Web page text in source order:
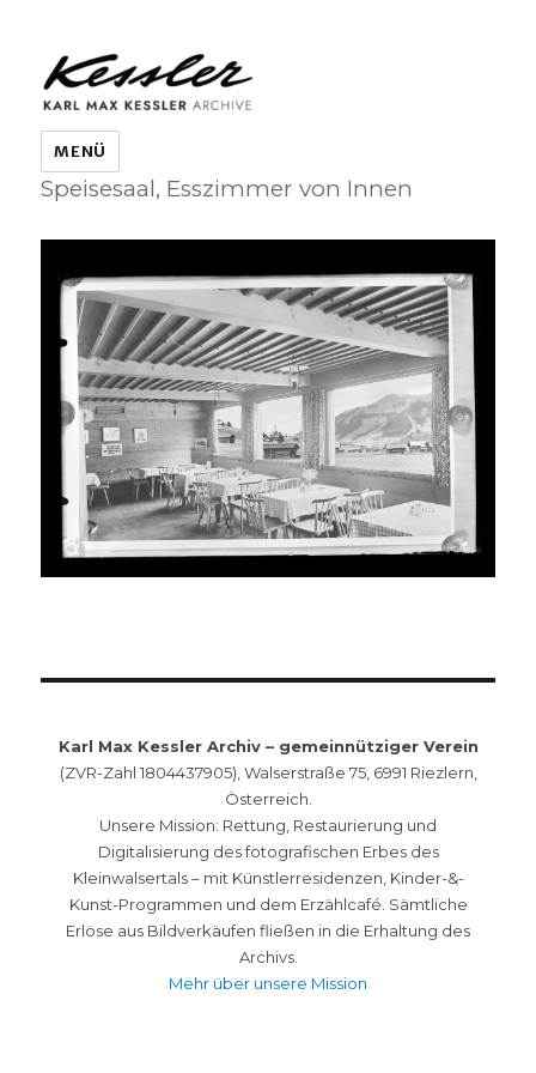
KARL MAX KESSLER ARCHIVE
MENÜ
Speisesaal, Esszimmer von Innen
Karl Max Kessler Archiv – gemeinnütziger Verein
(ZVR-Zahl 1804437905), Walserstraße 75, 6991 Riezlern,
Österreich.
Unsere Mission: Rettung, Restaurierung und
Digitalisierung des fotografischen Erbes des
Kleinwalsertals – mit Künstlerresidenzen, Kinder-&-
Kunst-Programmen und dem Erzählcafé. Sämtliche
Erlöse aus Bildverkäufen fließen in die Erhaltung des
Archivs.
Mehr über unsere Mission